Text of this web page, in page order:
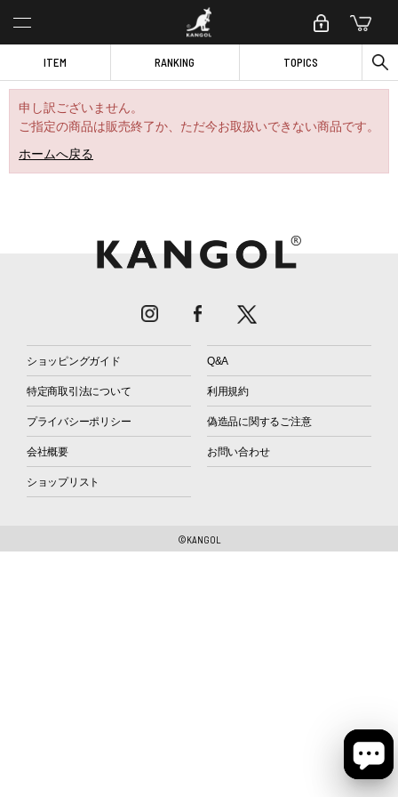
ITEM RANKING TOPICS
申し訳ございません。
ご指定の商品は販売終了か、ただ今お取扱いできない商品です。
ホームへ戻る
ショッピングガイド Q&A
特定商取引法について 利用規約
プライバシーポリシー 偽造品に関するご注意
会社概要 お問い合わせ
ショップリスト
©KANGOL